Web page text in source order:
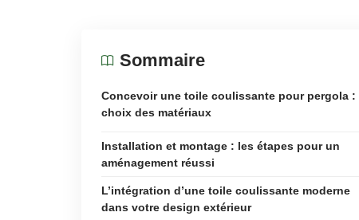
Sommaire
Concevoir une toile coulissante pour pergola :
choix des matériaux
Installation et montage : les étapes pour un
aménagement réussi
L’intégration d’une toile coulissante moderne
dans votre design extérieur